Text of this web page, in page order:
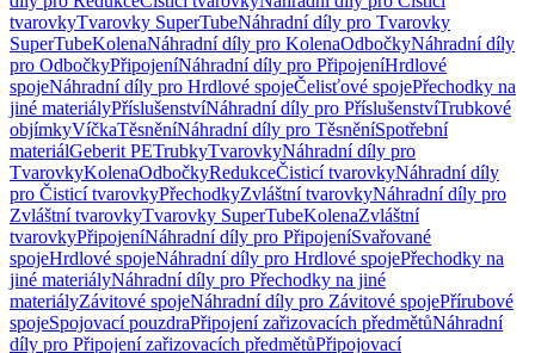
tvarovkyTvarovky SuperTubeNáhradní díly pro Tvarovky
SuperTubeKolenaNáhradní díly pro KolenaOdbočkyNáhradní díly
pro OdbočkyPřipojeníNáhradní díly pro PřipojeníHrdlové
spojeNáhradní díly pro Hrdlové spojeČelisťové spojePřechodky na
jiné materiályPříslušenstvíNáhradní díly pro PříslušenstvíTrubkové
objímkyVíčkaTěsněníNáhradní díly pro TěsněníSpotřební
materiálGeberit PETrubkyTvarovkyNáhradní díly pro
TvarovkyKolenaOdbočkyRedukceČisticí tvarovkyNáhradní díly
pro Čisticí tvarovkyPřechodkyZvláštní tvarovkyNáhradní díly pro
Zvláštní tvarovkyTvarovky SuperTubeKolenaZvláštní
tvarovkyPřipojeníNáhradní díly pro PřipojeníSvařované
spojeHrdlové spojeNáhradní díly pro Hrdlové spojePřechodky na
jiné materiályNáhradní díly pro Přechodky na jiné
materiályZávitové spojeNáhradní díly pro Závitové spojePřírubové
spojeSpojovací pouzdraPřipojení zařizovacích předmětůNáhradní
díly pro Připojení zařizovacích předmětůPřipojovací